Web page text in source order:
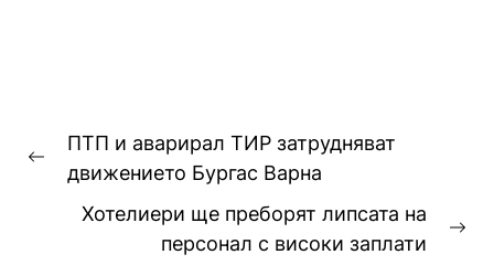
Навигация
Previous
ПТП и аварирал ТИР затрудняват
движението Бургас Варна
Хотелиери ще преборят липсата на
персонал с високи заплати